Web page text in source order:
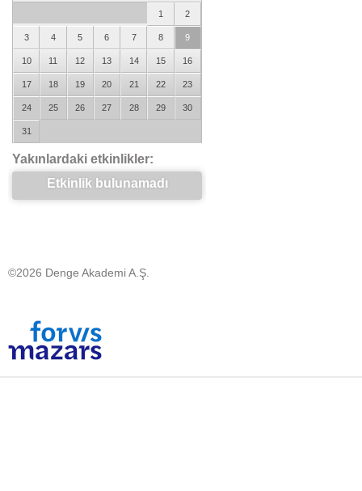
1 2
3 4 5 6 7 8 9
10 11 12 13 14 15 16
17 18 19 20 21 22 23
24 25 26 27 28 29 30
31
Yakınlardaki etkinlikler:
Etkinlik bulunamadı
©2026 Denge Akademi A.Ş.